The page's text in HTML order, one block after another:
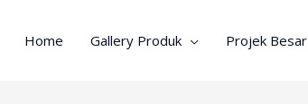
Home Gallery Produk Projek Besar